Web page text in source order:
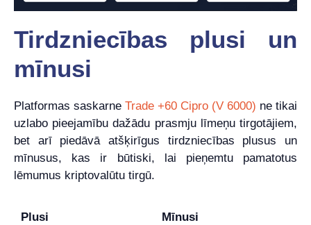
Tirdzniecības plusi un
mīnusi
Platformas saskarne Trade +60 Cipro (V 6000) ne tikai
uzlabo pieejamību dažādu prasmju līmeņu tirgotājiem,
bet arī piedāvā atšķirīgus tirdzniecības plusus un
mīnusus, kas ir būtiski, lai pieņemtu pamatotus
lēmumus kriptovalūtu tirgū.
Plusi Mīnusi